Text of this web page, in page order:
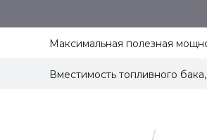
Максимальная полезная
Вместимость топливного